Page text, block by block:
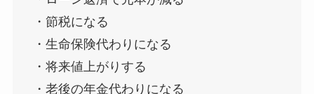
・節税になる
・生命保険代わりになる
・将来値上がりする
・老後の年金代わりになる